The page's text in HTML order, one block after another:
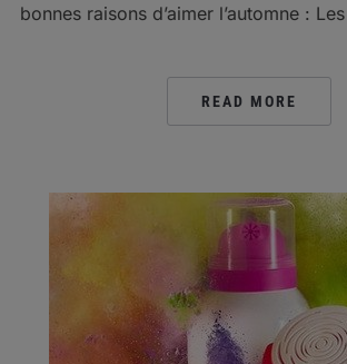
bonnes raisons d’aimer l’automne :
READ MORE